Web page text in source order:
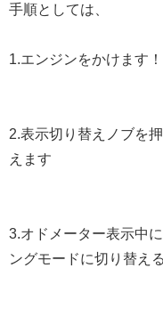
手順としては、
1.エンジンをかけます！
2.表示切り替えノブを
えます
3.オドメーター表示中
ングモードに切り替える